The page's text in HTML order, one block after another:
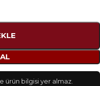
ürün bilgisi yer almaz.